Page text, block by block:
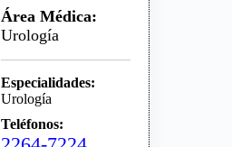
Área Médica:
Urología
Especialidades:
Urología
Teléfonos: